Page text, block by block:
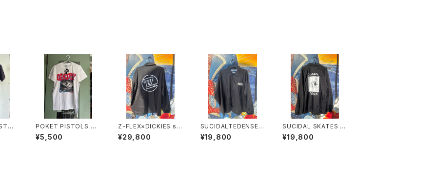
POKET PISTOLS PP
S TEE tシャツ
¥5,500
Z-FLEX×DICKIES sin
ce1976s Skate コー
チジャケット USA
¥29,800
SUCIDALTEDENSES
スーサイダルテンデンシ
ーズ コーチジャケッ
¥19,800
SUCIDAL SKATES ス
ーサイダルスケート コ
ーチジャケット USA
¥19,800